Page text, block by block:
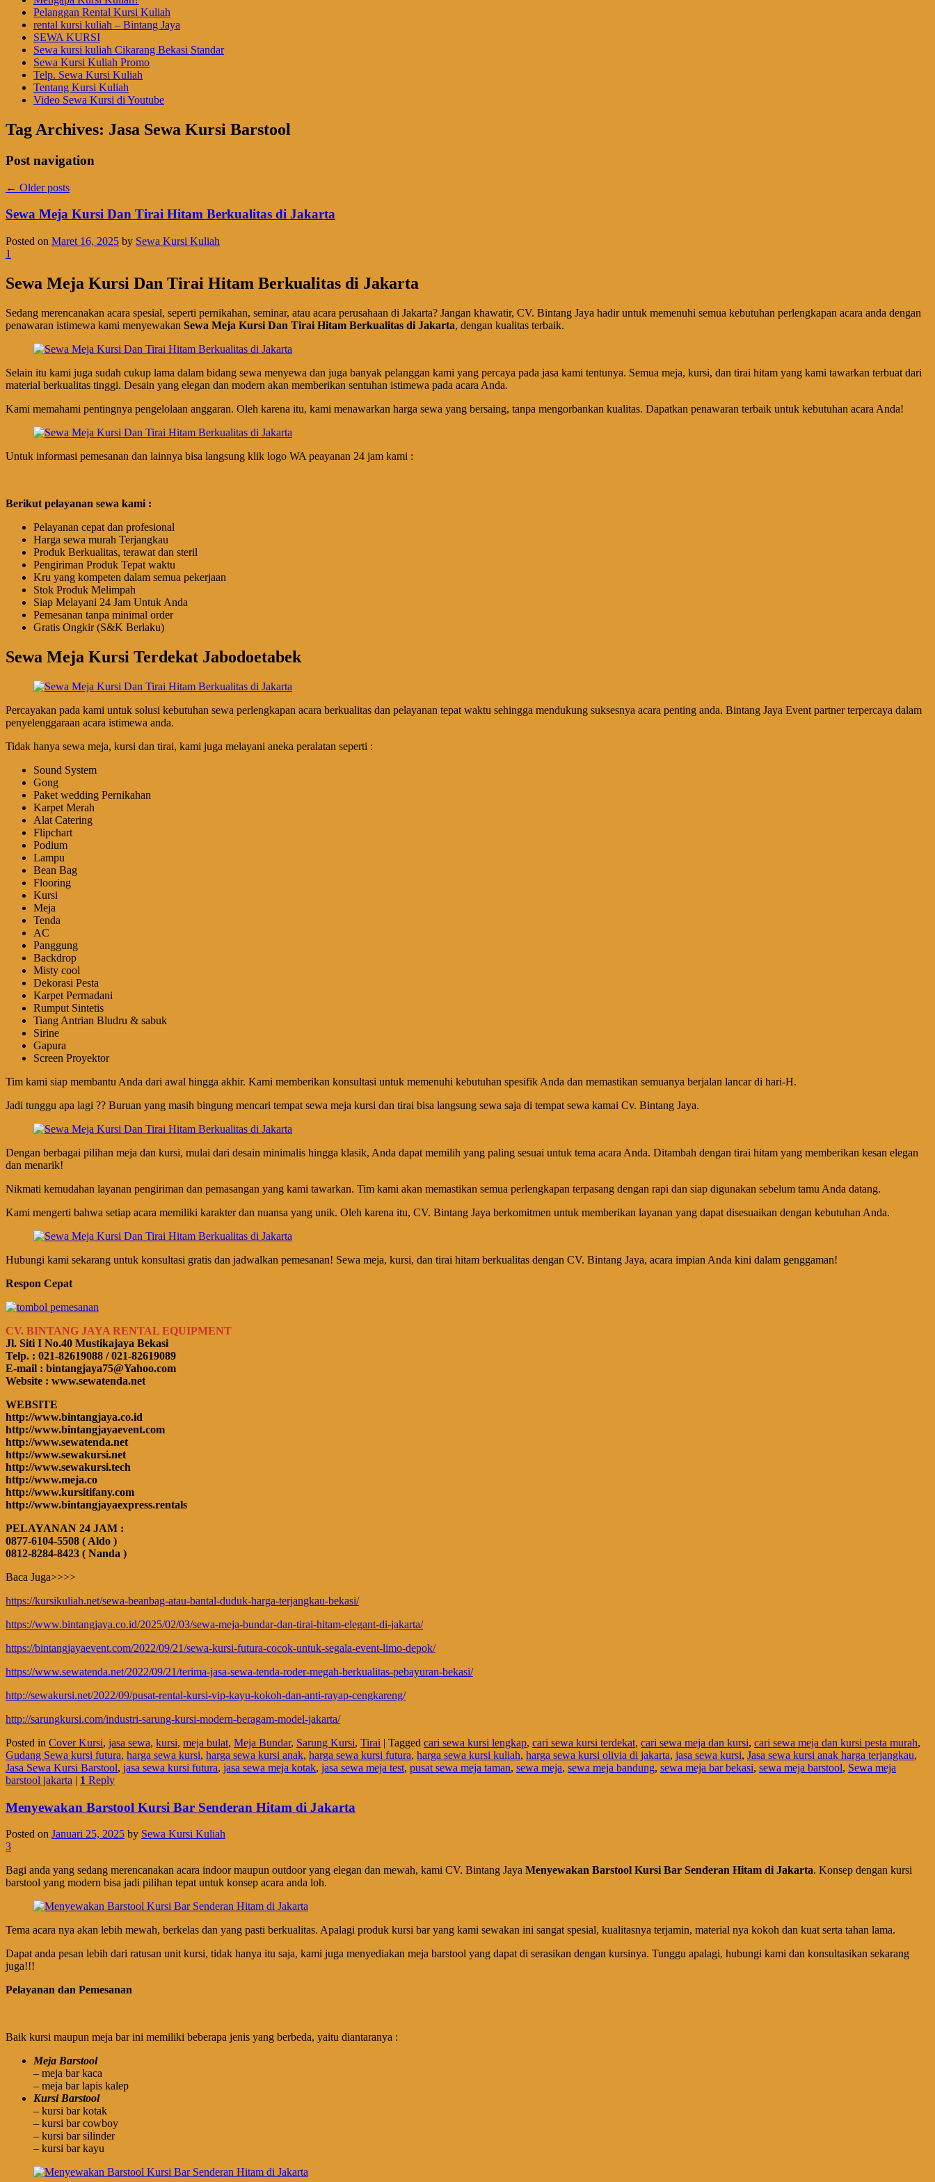
Pelanggan Rental Kursi Kuliah
rental kursi kuliah – Bintang Jaya
SEWA KURSI
Sewa kursi kuliah Cikarang Bekasi Standar
Sewa Kursi Kuliah Promo
Telp. Sewa Kursi Kuliah
Tentang Kursi Kuliah
Video Sewa Kursi di Youtube
Tag Archives: Jasa Sewa Kursi Barstool
Post navigation
← Older posts
Sewa Meja Kursi Dan Tirai Hitam Berkualitas di Jakarta
Posted on Maret 16, 2025 by Sewa Kursi Kuliah
1
Sewa Meja Kursi Dan Tirai Hitam Berkualitas di Jakarta
Sedang merencanakan acara spesial, seperti pernikahan, seminar, atau acara perusahaan di Jakarta? Jangan khawatir, CV. Bintang Jaya hadir untuk memenuhi semua kebutuhan perlengkapan acara anda dengan
penawaran istimewa kami menyewakan Sewa Meja Kursi Dan Tirai Hitam Berkualitas di Jakarta, dengan kualitas terbaik.
Selain itu kami juga sudah cukup lama dalam bidang sewa menyewa dan juga banyak pelanggan kami yang percaya pada jasa kami tentunya. Semua meja, kursi, dan tirai hitam yang kami tawarkan terbuat dari
material berkualitas tinggi. Desain yang elegan dan modern akan memberikan sentuhan istimewa pada acara Anda.
Kami memahami pentingnya pengelolaan anggaran. Oleh karena itu, kami menawarkan harga sewa yang bersaing, tanpa mengorbankan kualitas. Dapatkan penawaran terbaik untuk kebutuhan acara Anda!
Untuk informasi pemesanan dan lainnya bisa langsung klik logo WA peayanan 24 jam kami :
Berikut pelayanan sewa kami :
Pelayanan cepat dan profesional
Harga sewa murah Terjangkau
Produk Berkualitas, terawat dan steril
Pengiriman Produk Tepat waktu
Kru yang kompeten dalam semua pekerjaan
Stok Produk Melimpah
Siap Melayani 24 Jam Untuk Anda
Pemesanan tanpa minimal order
Gratis Ongkir (S&K Berlaku)
Sewa Meja Kursi Terdekat Jabodoetabek
Percayakan pada kami untuk solusi kebutuhan sewa perlengkapan acara berkualitas dan pelayanan tepat waktu sehingga mendukung suksesnya acara penting anda. Bintang Jaya Event partner terpercaya dalam
penyelenggaraan acara istimewa anda.
Tidak hanya sewa meja, kursi dan tirai, kami juga melayani aneka peralatan seperti :
Sound System
Gong
Paket wedding Pernikahan
Karpet Merah
Alat Catering
Flipchart
Podium
Lampu
Bean Bag
Flooring
Kursi
Meja
Tenda
AC
Panggung
Backdrop
Misty cool
Dekorasi Pesta
Karpet Permadani
Rumput Sintetis
Tiang Antrian Bludru & sabuk
Sirine
Gapura
Screen Proyektor
Tim kami siap membantu Anda dari awal hingga akhir. Kami memberikan konsultasi untuk memenuhi kebutuhan spesifik Anda dan memastikan semuanya berjalan lancar di hari-H.
Jadi tunggu apa lagi ?? Buruan yang masih bingung mencari tempat sewa meja kursi dan tirai bisa langsung sewa saja di tempat sewa kamai Cv. Bintang Jaya.
Dengan berbagai pilihan meja dan kursi, mulai dari desain minimalis hingga klasik, Anda dapat memilih yang paling sesuai untuk tema acara Anda. Ditambah dengan tirai hitam yang memberikan kesan elegan
dan menarik!
Nikmati kemudahan layanan pengiriman dan pemasangan yang kami tawarkan. Tim kami akan memastikan semua perlengkapan terpasang dengan rapi dan siap digunakan sebelum tamu Anda datang.
Kami mengerti bahwa setiap acara memiliki karakter dan nuansa yang unik. Oleh karena itu, CV. Bintang Jaya berkomitmen untuk memberikan layanan yang dapat disesuaikan dengan kebutuhan Anda.
Hubungi kami sekarang untuk konsultasi gratis dan jadwalkan pemesanan! Sewa meja, kursi, dan tirai hitam berkualitas dengan CV. Bintang Jaya, acara impian Anda kini dalam genggaman!
Respon Cepat
CV. BINTANG JAYA RENTAL EQUIPMENT
Jl. Siti I No.40 Mustikajaya Bekasi
Telp. : 021-82619088 / 021-82619089
E-mail : bintangjaya75@Yahoo.com
Website : www.sewatenda.net
WEBSITE
http://www.bintangjaya.co.id
http://www.bintangjayaevent.com
http://www.sewatenda.net
http://www.sewakursi.net
http://www.sewakursi.tech
http://www.meja.co
http://www.kursitifany.com
http://www.bintangjayaexpress.rentals
PELAYANAN 24 JAM :
0877-6104-5508 ( Aldo )
0812-8284-8423 ( Nanda )
Baca Juga>>>>
https://kursikuliah.net/sewa-beanbag-atau-bantal-duduk-harga-terjangkau-bekasi/
https://www.bintangjaya.co.id/2025/02/03/sewa-meja-bundar-dan-tirai-hitam-elegant-di-jakarta/
https://bintangjayaevent.com/2022/09/21/sewa-kursi-futura-cocok-untuk-segala-event-limo-depok/
https://www.sewatenda.net/2022/09/21/terima-jasa-sewa-tenda-roder-megah-berkualitas-pebayuran-bekasi/
http://sewakursi.net/2022/09/pusat-rental-kursi-vip-kayu-kokoh-dan-anti-rayap-cengkareng/
http://sarungkursi.com/industri-sarung-kursi-modern-beragam-model-jakarta/
Posted in Cover Kursi, jasa sewa, kursi, meja bulat, Meja Bundar, Sarung Kursi, Tirai | Tagged cari sewa kursi lengkap, cari sewa kursi terdekat, cari sewa meja dan kursi, cari sewa meja dan kursi pesta murah,
Gudang Sewa kursi futura, harga sewa kursi, harga sewa kursi anak, harga sewa kursi futura, harga sewa kursi kuliah, harga sewa kursi olivia di jakarta, jasa sewa kursi, Jasa sewa kursi anak harga terjangkau,
Jasa Sewa Kursi Barstool, jasa sewa kursi futura, jasa sewa meja kotak, jasa sewa meja test, pusat sewa meja taman, sewa meja, sewa meja bandung, sewa meja bar bekasi, sewa meja barstool, Sewa meja
barstool jakarta | 1 Reply
Menyewakan Barstool Kursi Bar Senderan Hitam di Jakarta
Posted on Januari 25, 2025 by Sewa Kursi Kuliah
3
Bagi anda yang sedang merencanakan acara indoor maupun outdoor yang elegan dan mewah, kami CV. Bintang Jaya Menyewakan Barstool Kursi Bar Senderan Hitam di Jakarta. Konsep dengan kursi
barstool yang modern bisa jadi pilihan tepat untuk konsep acara anda loh.
Tema acara nya akan lebih mewah, berkelas dan yang pasti berkualitas. Apalagi produk kursi bar yang kami sewakan ini sangat spesial, kualitasnya terjamin, material nya kokoh dan kuat serta tahan lama.
Dapat anda pesan lebih dari ratusan unit kursi, tidak hanya itu saja, kami juga menyediakan meja barstool yang dapat di serasikan dengan kursinya. Tunggu apalagi, hubungi kami dan konsultasikan sekarang
juga!!!
Pelayanan dan Pemesanan
Baik kursi maupun meja bar ini memiliki beberapa jenis yang berbeda, yaitu diantaranya :
Meja Barstool
– meja bar kaca
– meja bar lapis kalep
Kursi Barstool
– kursi bar kotak
– kursi bar cowboy
– kursi bar silinder
– kursi bar kayu